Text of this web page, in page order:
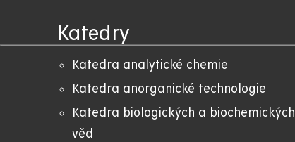
Katedry
Katedra analytické chemie
Katedra anorganické technologie
Katedra biologických a biochemických
věd